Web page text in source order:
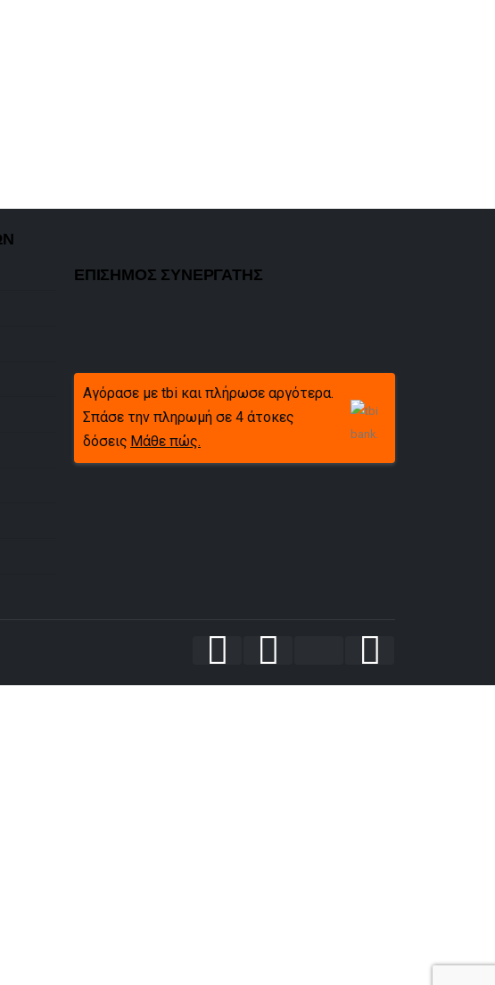
ΕΠΙΣΗΜΟΣ ΣΥΝΕΡΓΑΤΗΣ
Αγόρασε με tbi και πλήρωσε αργότερα.
Σπάσε την πληρωμή σε 4 άτοκες
δόσεις Μάθε πώς.